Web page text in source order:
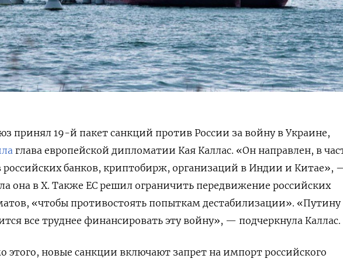
принял 19-й пакет санкций против России за войну в Украине,
глава европейской дипломатии Кая Каллас. «Он направлен, в
российских банков, криптобирж, организаций в Индии и Китае»,
она в X. Также ЕС решил ограничить передвижение российских
«чтобы противостоять попыткам дестабилизации». «Путину
все труднее финансировать эту войну», — подчеркнула Каллас.
этого, новые санкции включают запрет на импорт российского